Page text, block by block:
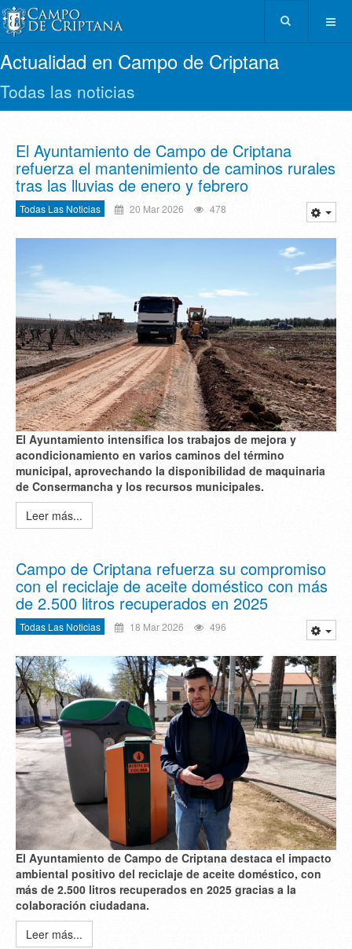
Actualidad en Campo de Criptana
Todas las noticias
El Ayuntamiento de Campo de Criptana
refuerza el mantenimiento de caminos rurales
tras las lluvias de enero y febrero
Todas Las Noticias 20 Mar 2026 478
El Ayuntamiento intensifica los trabajos de mejora y
acondicionamiento en varios caminos del término
municipal, aprovechando la disponibilidad de maquinaria
de Consermancha y los recursos municipales.
Leer más...
Campo de Criptana refuerza su compromiso
con el reciclaje de aceite doméstico con más
de 2.500 litros recuperados en 2025
Todas Las Noticias 18 Mar 2026 496
El Ayuntamiento de Campo de Criptana destaca el impacto
ambiental positivo del reciclaje de aceite doméstico, con
más de 2.500 litros recuperados en 2025 gracias a la
colaboración ciudadana.
Leer más...